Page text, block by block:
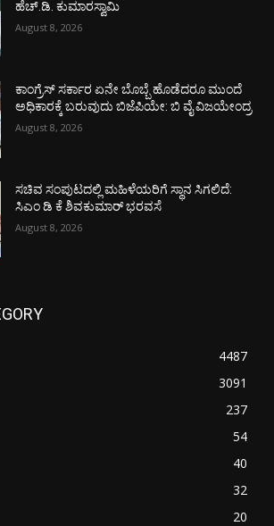
ಹೆಚ್.ಡಿ. ಕುಮಾರಸ್ವಾಮಿ
August 8, 2026
ಕಾಂಗ್ರೆಸ್ ಸರ್ಕಾರ ಏನೇ ಬೊಬ್ಬೆ ಹೊಡೆದರೂ ಮುಂದೆ
ಅಧಿಕಾರಕ್ಕೆ ಬರುವುದು ಬಿಜೆಪಿಯೇ: ಬಿ ವೈ ವಿಜಯೇಂದ್ರ
August 8, 2026
ಸಚಿವ ಸಂಪುಟದಲ್ಲಿ ಮಹಿಳೆಯರಿಗೆ ಸ್ಥಾನ ಸಿಗಲಿದೆ:
ಸಿಎಂ ಡಿ ಕೆ ಶಿವಕುಮಾರ್ ಭರವಸೆ
August 8, 2026
4487
3091
237
54
40
32
20